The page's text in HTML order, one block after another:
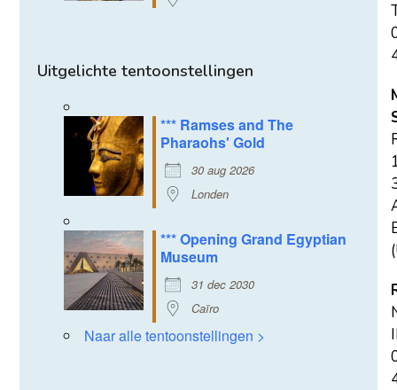
Uitgelichte tentoonstellingen
*** Ramses and The
Pharaohs' Gold
30 aug 2026
Londen
*** Opening Grand Egyptian
Museum
31 dec 2030
Caïro
Naar alle tentoonstellingen >